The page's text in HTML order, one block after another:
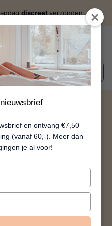
en ontvang €7,50
(vanaf 60,-). Meer dan
je al voor!
discreetverzonden